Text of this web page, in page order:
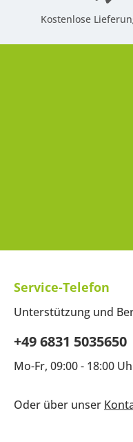
Kostenlose
Service-Telefon
Unterstützung und
+49 6831 5035650
Mo-Fr, 09:00 - 18:00
Oder über unser